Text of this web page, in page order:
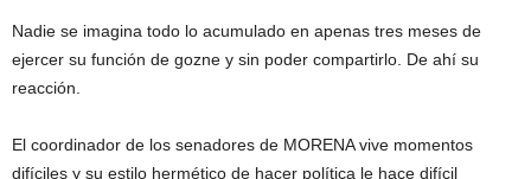
Nadie se imagina todo lo acumulado en apenas tres meses de
ejercer su función de gozne y sin poder compartirlo. De ahí su
reacción.
El coordinador de los senadores de MORENA vive momentos
difíciles y su estilo hermético de hacer política le hace difícil